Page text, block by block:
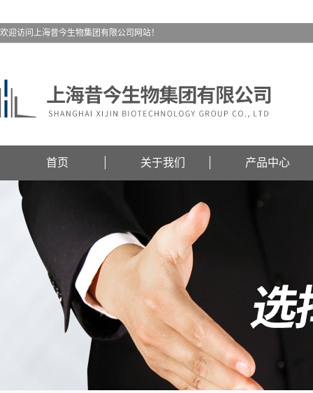
欢迎访问上海昔今生物集团有限公司网站！
首页 关于我们 产品中心